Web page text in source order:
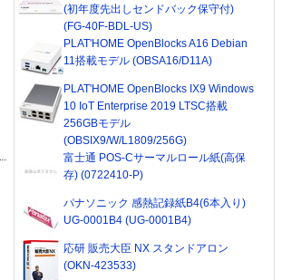
(初年度先出しセンドバック保守付)
(FG-40F-BDL-US)
PLAT'HOME OpenBlocks A16 Debian
11搭載モデル (OBSA16/D11A)
PLAT'HOME OpenBlocks IX9 Windows
10 IoT Enterprise 2019 LTSC搭載
256GBモデル
(OBSIX9/W/L1809/256G)
富士通 POS-Cサーマルロール紙(高保
存) (0722410-P)
パナソニック 感熱記録紙B4(6本入り)
UG-0001B4 (UG-0001B4)
応研 販売大臣 NX スタンドアロン
(OKN-423533)